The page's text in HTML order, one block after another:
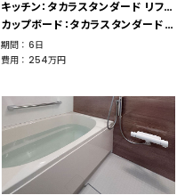
キッチン：タカラスタンダード リフィット
カップボード：タカラスタンダード リフィット
期間 ： 6日
費用 ： 254万円